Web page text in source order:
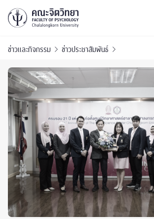
ข่าวและกิจกรรม ข่าวประชาสัมพันธ์